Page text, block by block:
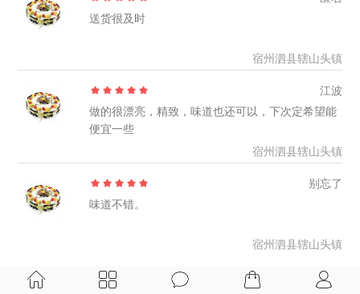
送货很及时
宿州泗县辖山头镇
江波
做的很漂亮，精致，味道也还可以，下次定希望能
便宜一些
宿州泗县辖山头镇
别忘了
味道不错。
宿州泗县辖山头镇